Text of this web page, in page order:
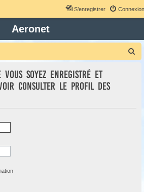
Connexion
S’enregistrer
Aeronet
vous soyez enregistré et
consulter le profil des